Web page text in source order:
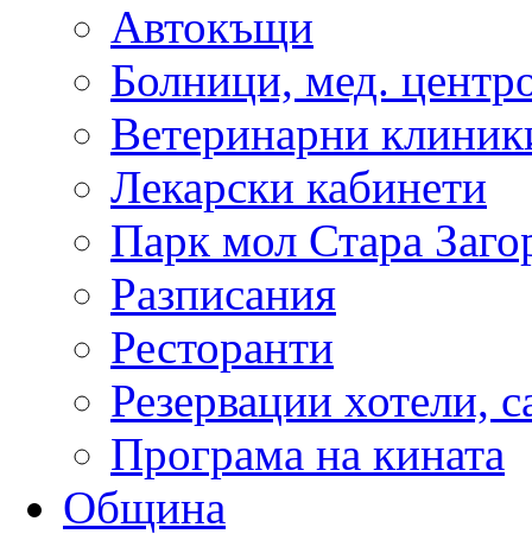
Автокъщи
Болници, мед.
Ветеринарни
Лекарски кабинети
Парк мол Стара
Разписания
Ресторанти
Резервации хотели,
Програма на кината
Община